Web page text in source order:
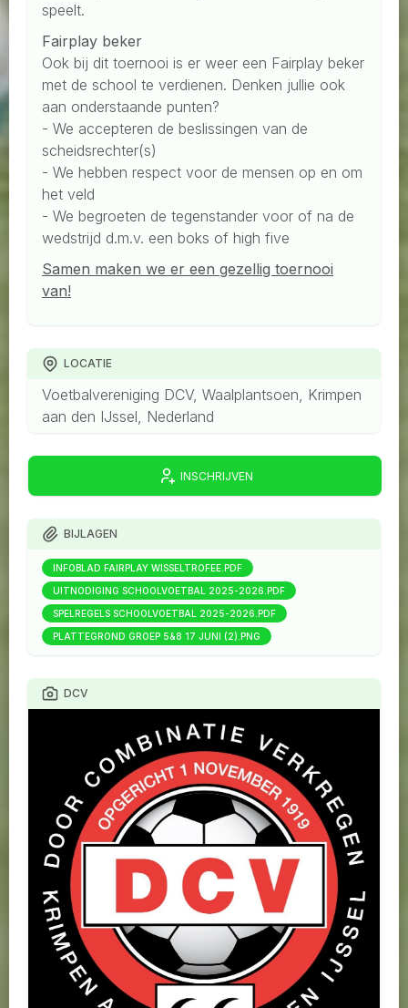
speelt.
Fairplay beker
Ook bij dit toernooi is er weer een Fairplay beker
met de school te verdienen. Denken jullie ook
aan onderstaande punten?
- We accepteren de beslissingen van de
scheidsrechter(s)
- We hebben respect voor de mensen op en om
het veld
- We begroeten de tegenstander voor of na de
wedstrijd d.m.v. een boks of high five
Samen maken we er een gezellig toernooi
van!
LOCATIE
Voetbalvereniging DCV, Waalplantsoen, Krimpen
aan den IJssel, Nederland
INSCHRIJVEN
BIJLAGEN
INFOBLAD FAIRPLAY WISSELTROFEE.PDF
UITNODIGING SCHOOLVOETBAL 2025-2026.PDF
SPELREGELS SCHOOLVOETBAL 2025-2026.PDF
PLATTEGROND GROEP 5&8 17 JUNI (2).PNG
DCV